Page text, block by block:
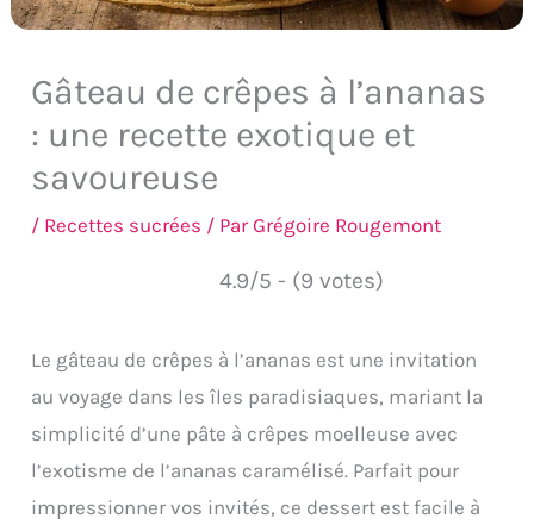
Gâteau de crêpes à l’ananas
: une recette exotique et
savoureuse
/ Recettes sucrées / ParGrégoire Rougemont
4.9/5 - (9 votes)
Le gâteau de crêpes à l’ananas est une invitation
au voyage dans les îles paradisiaques, mariant la
simplicité d’une pâte à crêpes moelleuse avec
l’exotisme de l’ananas caramélisé. Parfait pour
impressionner vos invités, ce dessert est facile à